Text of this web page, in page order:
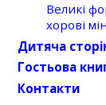
Великі
хорові
Дитяча
Гостьова
Контакти